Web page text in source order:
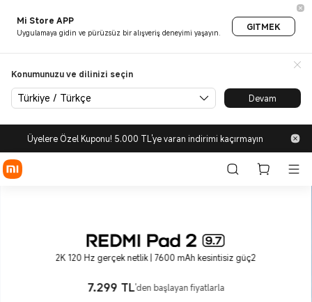
Mi Store APP
Uygulamaya gidin ve pürüzsüz bir alışveriş deneyimi yaşayın.
GITMEK
Konumunuzu ve dilinizi seçin
Türkiye / Türkçe Devam
Üyelere Özel Kuponu! 5.000 TL'ye varan indirimi kaçırmayın
Xiaomi Türkiye | Telefonlar |
2K 120 Hz gerçek netlik | 7600 mAh kesintisiz güç2
7.299 TL Current Price TL7299
'den başlayan fiyatlarla